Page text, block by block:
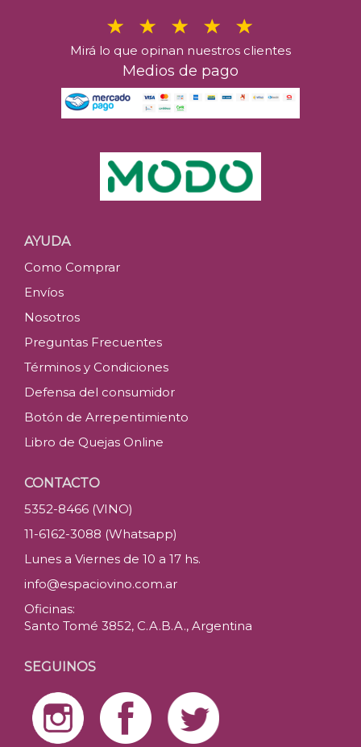
Mirá lo que opinan nuestros clientes
Medios de pago
AYUDA
Como Comprar
Envíos
Nosotros
Preguntas Frecuentes
Términos y Condiciones
Defensa del consumidor
Botón de Arrepentimiento
Libro de Quejas Online
CONTACTO
5352-8466 (VINO)
11-6162-3088 (Whatsapp)
Lunes a Viernes de 10 a 17 hs.
info@espaciovino.com.ar
Oficinas:
Santo Tomé 3852, C.A.B.A., Argentina
SEGUINOS